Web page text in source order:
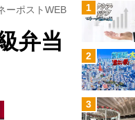
ーポストWEB
弁当
1
2
3